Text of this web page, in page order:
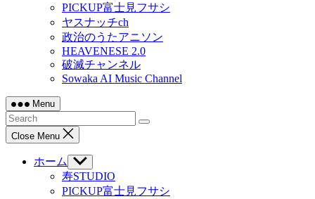
PICKUP富士見フサシ
ヤスナッチch
政治のうたアニソン
HEAVENESE 2.0
破滅チャンネル
Sowaka AI Music Channel
Menu
Close Menu
ホーム
Show
sub
menu
寿STUDIO
PICKUP富士見フサシ